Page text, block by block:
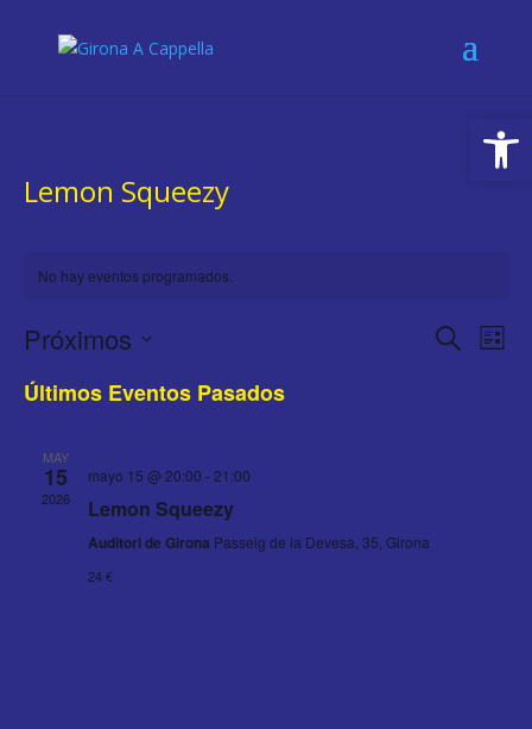
Lemon Squeezy
No hay eventos programados.
Buscar
de
Lista
Próximos
la
Últimos Eventos Pasados
MAY
15
2026
mayo 15 @ 20:00 -21:00
Lemon Squeezy
Auditori de Girona Passeig de la Devesa, 35, Girona
24 €